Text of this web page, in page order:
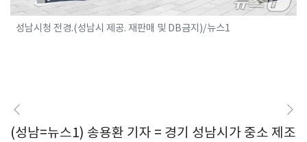
성남시청 전경.(성남시 제공. 재판매 및 DB금지)/뉴스1
(성남=뉴스1) 송용환 기자 = 경기 성남시가 중소 제조